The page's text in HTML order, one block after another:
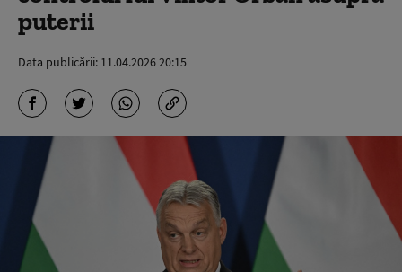
puterii
Data publicării: 11.04.2026 20:15